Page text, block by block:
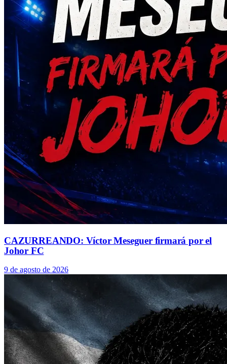
CAZURREANDO: Víctor Meseguer firmará por el
Johor FC
9 de agosto de 2026